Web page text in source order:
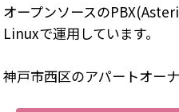
オープンソースの
Linuxで運用しています。
神戸市西区のアパートオーナ